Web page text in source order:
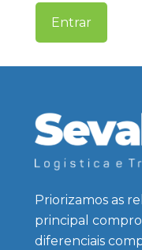
Priorizamos as
principal
diferenciais